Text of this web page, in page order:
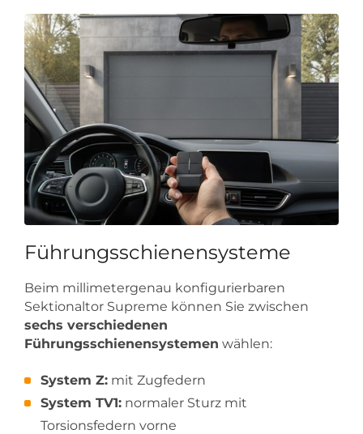
Führungsschienensysteme
Beim millimetergenau konfigurierbaren
Sektionaltor Supreme können Sie zwischen
sechs verschiedenen
Führungsschienensystemen wählen:
System Z: mit Zugfedern
System TV1: normaler Sturz mit
Torsionsfedern vorne